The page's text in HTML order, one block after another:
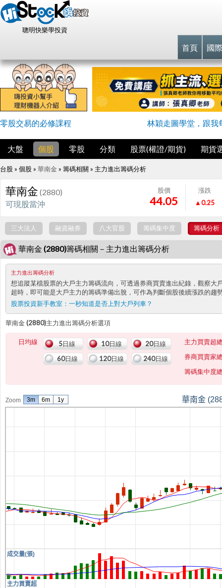
聰明快樂學投資
首頁 國
零股交易的必修課程 林穎走圖學堂，跟我
大盤 個股 零股 分類 股票(權證/期貨) 期貨
台股 » 個股 » 華南金 » 籌碼相關 » 主力進出籌碼分析
華南金 (2880)
可現股當沖
股價
44.05
漲跌
▲0.25
三大法人 融資融券 八大官股 籌碼集中度 籌碼分析
華南金 (2880)籌碼相關－主力進出籌碼分析
主力進出籌碼分析
想追蹤某檔股票的大戶主力籌碼流向，可透過券商買賣進出紀錄，觀察
超時，即可能是大戶主力的籌碼準備出脫，可作為判斷個股後續漲跌的趨
股票投資新手教室： 一秒知道是否上對大戶列車？
華南金 (2880)主力進出籌碼分析選項
日均線 5日線 10日線
20日線
60日線
120日線 240日線
主力買賣超
券商買賣家
籌碼集中度
Zoom
成交量(張)
主力買賣超
華南金
0k
3m 6m 1y